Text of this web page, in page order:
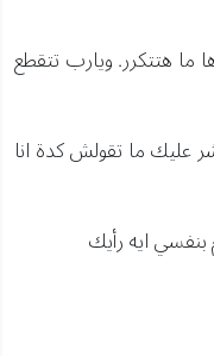
هتتكرر. ويارب تتقطع
ما تقولش كدة انا
ايه رأيك